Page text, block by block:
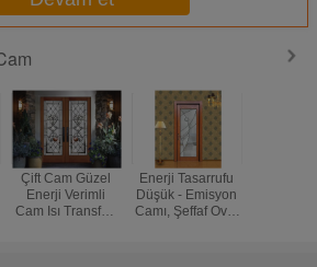
Çift Cam Güzel
Enerji Verimli
Cam Isı Transferi
Enerji Tasarrufu
Düşük - Emisyon
Camı, Şeffaf Oval